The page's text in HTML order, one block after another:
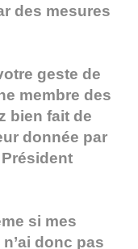
des mesures
geste de
membre des
bien fait de
donnée par
si mes
donc pas